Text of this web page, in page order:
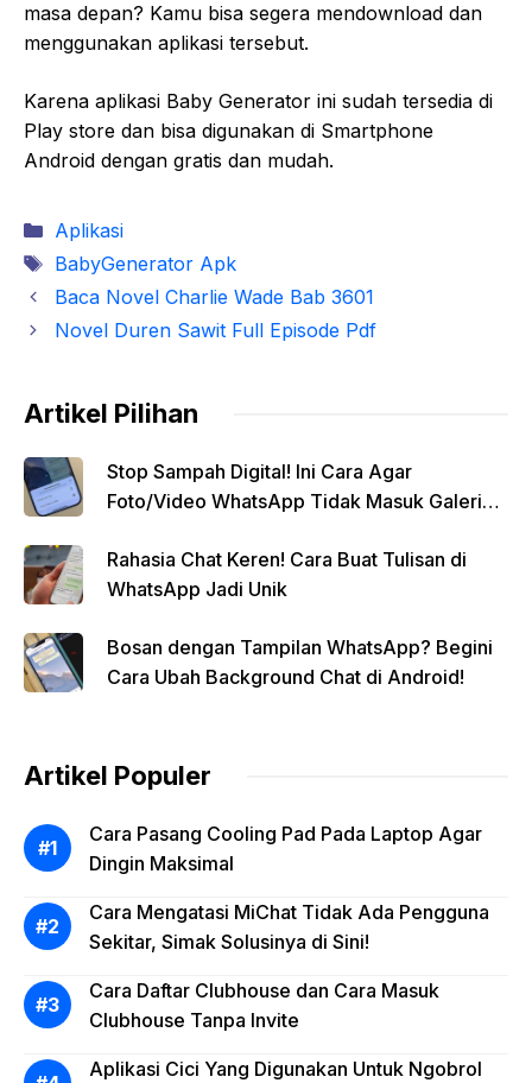
masa depan? Kamu bisa segera mendownload dan
menggunakan aplikasi tersebut.
Karena aplikasi Baby Generator ini sudah tersedia di
Play store dan bisa digunakan di Smartphone
Android dengan gratis dan mudah.
Kategori
Aplikasi
Tag
BabyGenerator Apk
Baca Novel Charlie Wade Bab 3601
Novel Duren Sawit Full Episode Pdf
Artikel Pilihan
Stop Sampah Digital! Ini Cara Agar
Foto/Video WhatsApp Tidak Masuk Galeri
Rahasia Chat Keren! Cara Buat Tulisan di
WhatsApp Jadi Unik
Bosan dengan Tampilan WhatsApp? Begini
Cara Ubah Background Chat di Android!
Artikel Populer
Cara Pasang Cooling Pad Pada Laptop Agar
Dingin Maksimal
Cara Mengatasi MiChat Tidak Ada Pengguna
Sekitar, Simak Solusinya di Sini!
Cara Daftar Clubhouse dan Cara Masuk
Clubhouse Tanpa Invite
Aplikasi Cici Yang Digunakan Untuk Ngobrol